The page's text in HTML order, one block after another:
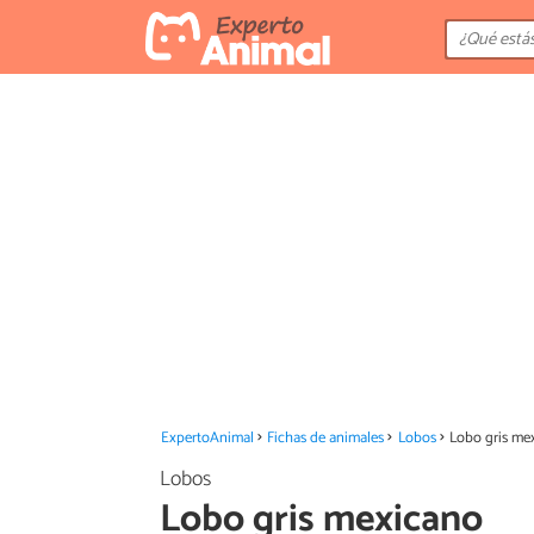
ExpertoAnimal Fichas de animales Lobos Lobo gris
Lobos
Lobo gris mexicano